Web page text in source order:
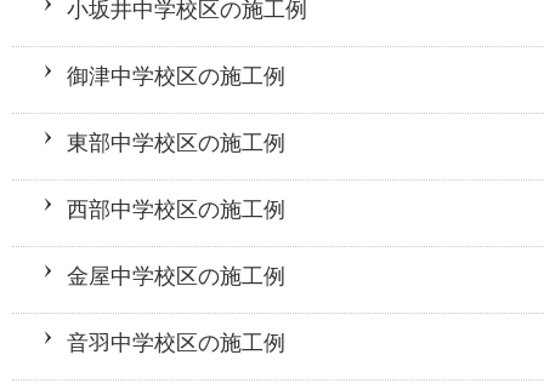
小坂井中学校区の施工例
御津中学校区の施工例
東部中学校区の施工例
西部中学校区の施工例
金屋中学校区の施工例
音羽中学校区の施工例